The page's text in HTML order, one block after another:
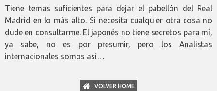
Tiene temas suficientes para dejar el pabellón del Real
Madrid en lo más alto. Si necesita cualquier otra cosa no
dude en consultarme. El japonés no tiene secretos para mí,
ya sabe, no es por presumir, pero los Analistas
internacionales somos así…
VOLVER HOME